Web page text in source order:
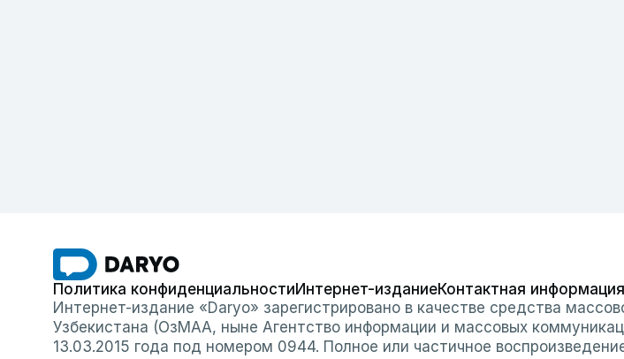
Политика конфиденциальностиИнтернет-изданиеКонтактная информация
Интернет-издание «Daryo» зарегистрировано в качестве средства
Узбекистана (ОзМАА, ныне Агентство информации и массовых
13.03.2015 года под номером 0944. Полное или частичное